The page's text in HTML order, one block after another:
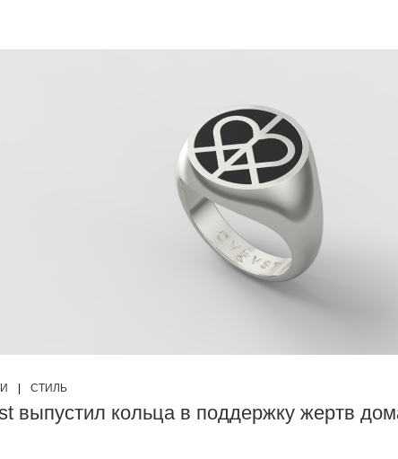
СТИЛЬ
выпустил кольца в поддержку жертв